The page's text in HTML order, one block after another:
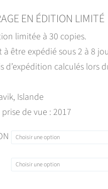
EN ÉDITION LIMITÉ
limitée à 30 copies.
à être expédié sous 2 à 8
d’expédition calculés lors
Islande
de vue : 2017